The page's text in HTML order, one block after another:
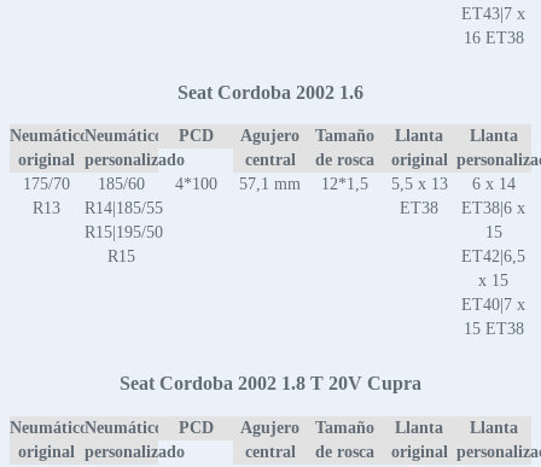
ET43|7 x
16 ET38
Seat Cordoba 2002 1.6
Neumático
original
Neumático
personalizado
PCD
Agujero
central
Tamaño
de rosca
Llanta
original
Llanta
175/70
R13
185/60
R14|185/55
R15|195/50
R15
4*100 57,1 mm 12*1,5
5,5 x 13
ET38
6 x 14
ET38|6 x
15
ET42|6,5
x 15
ET40|7 x
15 ET38
Seat Cordoba 2002 1.8 T 20V Cupra
Neumático
original
Neumático
personalizado
PCD
Agujero
central
Tamaño
de rosca
Llanta
original
Llanta